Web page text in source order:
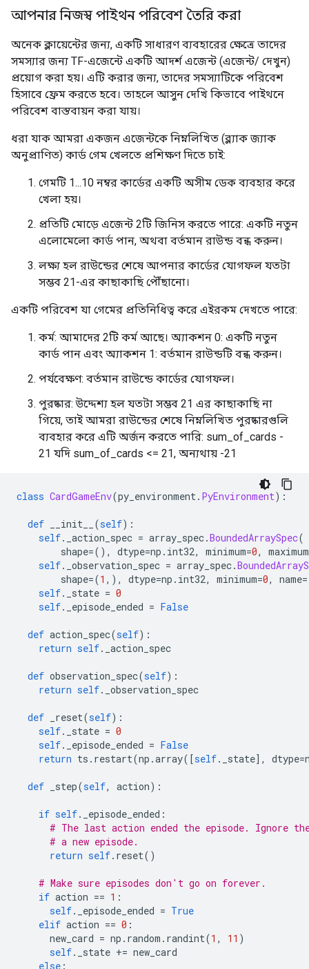
TimeStep(
{'discount': array(1., dtype=float32),
'observation': array([ 0.02337062,  0.54748774,
'reward': array(1., dtype=float32),
'step_type': array(1, dtype=int32)})
TimeStep(
{'discount': array(1., dtype=float32),
'observation': array([ 0.03432037,  0.74219286,
'reward': array(1., dtype=float32),
'step_type': array(1, dtype=int32)})
TimeStep(
{'discount': array(1., dtype=float32),
'observation': array([ 0.04916423,  0.93715197, -
'reward': array(1., dtype=float32),
'step_type': array(1, dtype=int32)})
TimeStep(
{'discount': array(1., dtype=float32),
'observation': array([ 0.06790727,  1.1324048 , -
'reward': array(1., dtype=float32),
'step_type': array(1, dtype=int32)})
TimeStep(
'observation': array([ 0.09055536,  1.327955  , -
'step_type': array(1, dtype=int32)})
TimeStep(
'observation': array([ 0.11711447,  1.523758  , -
'reward': array(1., dtype=float32),
'step_type': array(1, dtype=int32)})
TimeStep(
{'discount': array(1., dtype=float32),
'observation': array([ 0.14758962,  1.7197047 , -
'reward': array(1., dtype=float32),
TimeStep(
{'discount': array(0., dtype=float32),
'observation': array([ 0.18198372,  1.9156038 , -
'reward': array(1., dtype=float32),
আপনার নিজস্ব পাইথন পরিবেশ তৈরি করা
অনেক ক্লায়েন্টের জন্য, একটি সাধারণ ব্যবহারের ক্ষেত্রে তাদের
সমস্যার জন্য TF-এজেন্টে একটি আদর্শ এজেন্ট (এজেন্ট/ দেখুন)
প্রয়োগ করা হয়। এটি করার জন্য, তাদের সমস্যাটিকে পরিবেশ
হিসাবে ফ্রেম করতে হবে। তাহলে আসুন দেখি কিভাবে পাইথনে
পরিবেশ বাস্তবায়ন করা যায়।
ধরা যাক আমরা একজন এজেন্টকে নিম্নলিখিত (ব্ল্যাক জ্যাক
অনুপ্রাণিত) কার্ড গেম খেলতে প্রশিক্ষণ দিতে চাই:
গেমটি 1...10 নম্বর কার্ডের একটি অসীম ডেক ব্যবহার করে
খেলা হয়।
প্রতিটি মোড়ে এজেন্ট 2টি জিনিস করতে পারে: একটি নতুন
এলোমেলো কার্ড পান, অথবা বর্তমান রাউন্ড বন্ধ করুন।
লক্ষ্য হল রাউন্ডের শেষে আপনার কার্ডের যোগফল যতটা
সম্ভব 21-এর কাছাকাছি পৌঁছানো।
একটি পরিবেশ যা গেমের প্রতিনিধিত্ব করে এইরকম দেখতে পারে:
কর্ম: আমাদের 2টি কর্ম আছে। অ্যাকশন 0: একটি নতুন
কার্ড পান এবং অ্যাকশন 1: বর্তমান রাউন্ডটি বন্ধ করুন।
পর্যবেক্ষণ: বর্তমান রাউন্ডে কার্ডের যোগফল।
পুরষ্কার: উদ্দেশ্য হল যতটা সম্ভব 21 এর কাছাকাছি না
গিয়ে, তাই আমরা রাউন্ডের শেষে নিম্নলিখিত পুরষ্কারগুলি
ব্যবহার করে এটি অর্জন করতে পারি: sum_of_cards -
21 যদি sum_of_cards <= 21, অন্যথায় -21
class CardGameEnv(py_environment. PyEnvironment):
def __init__ (self):
self. _action_spec = array_spec.BoundedArraySpec(
shape=(), dtype=np . int32, minimum=0,
maximum
self. _observation_spec = array_spec.
shape=(1 ,), dtype=np . int32, minimum=0, name=
self. _state = 0
self. _episode_ended = False
def action_spec(self):
return self. _action_spec
def observation_spec(self):
return self. _observation_spec
def _reset(self):
self. _state = 0
self. _episode_ended = False
return ts . restart(np .array([self. _state], dtype=
def _step(self, action):
if self. _episode_ended :
# The last action ended the episode. Ignore
# a new episode.
return self. reset()
# Make sure episodes don't go on forever.
if action == 1 :
self. _episode_ended = True
elif action == 0 :
new_card = np . random . randint(1 , 11 )
self. _state += new_card
else :